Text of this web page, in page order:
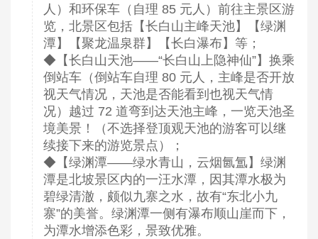
人）和环保车（自理 85 元人）前往主景区游
览，北景区包括【长白山主峰天池】【绿渊
潭】【聚龙温泉群】【长白瀑布】等；
◆【长白山天池——“长白山上隐神仙”】换乘
倒站车（倒站车自理 80 元人，主峰是否开放
视天气情况，天池是否能看到也视天气情
况）越过 72 道弯到达天池主峰，一览天池圣
境美景！（不选择登顶观天池的游客可以继
续接下来的游览景点）；
◆【绿渊潭——绿水青山，云烟氤氲】绿渊
潭是北坡景区内的一汪水潭，因其潭水极为
碧绿清澈，颇似九寨之水，故有“东北小九
寨”的美誉。绿渊潭一侧有瀑布顺山崖而下，
为潭水增添色彩，景致优雅。